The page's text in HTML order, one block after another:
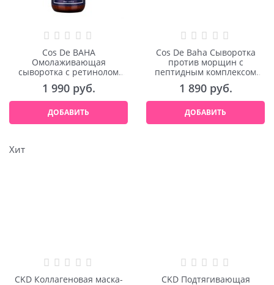
Cos De BAHA
Омолаживающая
сыворотка с ретинолом
Retinol 2,5 Serum 30ml
1 990 руб.
ДОБАВИТЬ
Cos De Baha Сыворотка
против морщин с
пептидным комплексом
Peptide Serum 30ml
1 890 руб.
ДОБАВИТЬ
Хит
CKD Коллагеновая маска-
CKD Подтягивающая